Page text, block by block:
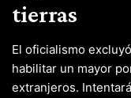
tierras
El oficialismo
habilitar un mayor
extranjeros.